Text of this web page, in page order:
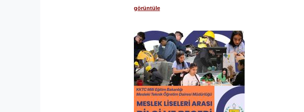
görüntüle